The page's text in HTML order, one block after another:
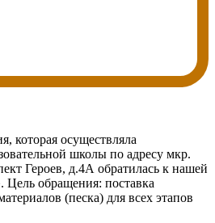
которая осуществляла
школы по адресу мкр.
Героев, д.4А обратилась к нашей
обращения: поставка
(песка) для всех этапов